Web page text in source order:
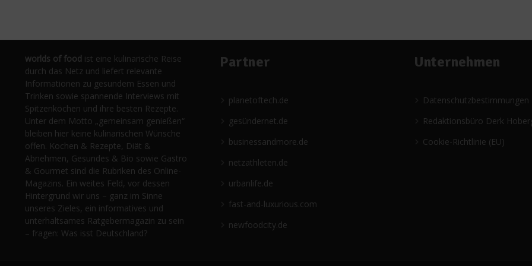
worlds of food ist eine kulinarische Reise
durch das Netz und liefert relevante
Informationen zu gesundem Essen und
Trinken sowie spannende Interviews mit
Spitzenköchen und ihre besten Rezepte.
Unter dem Motto „gemeinsam genießen“
bleiben hier keine kulinarischen Wünsche
offen. Kochen & Rezepte, Diät &
Abnehmen, Gesundes & Bio sowie Gastro
& Gourmet sind die Rubriken des Online-
Magazins. Ein weites Feld, vor dessen
Hintergrund wir uns – ganz im Sinne
unseres Zieles, ein informatives und
unterhaltsames Ratgebermagazin zu sein
– fragen: Was isst Deutschland?
Partner
planetoftech.de
gesündernet.de
businessandmore.de
netzathleten.de
urbanlife.de
fast-and-luxurious.com
newfoodcity.de
Unternehmen
Datenschutzbestimmungen
Redaktionsbüro Derk
Cookie-Richtlinie (EU)